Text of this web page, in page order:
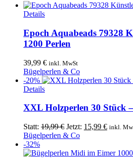
Details
Epoch Aquabeads 79328
1200 Perlen
39,99 € inkl. MwSt
Bügelperlen & Co
-20%
Details
XXL Holzperlen 30 Stück
Statt: 19,99€ Ursprünglicher
Preis
19,99 €
Jetzt: 15,99 €
15,99 €.
inkl.
Bügelperlen & Co
-32%